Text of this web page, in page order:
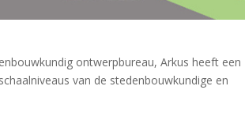
ontwerpbureau, Arkus heeft een
van de stedenbouwkundige en